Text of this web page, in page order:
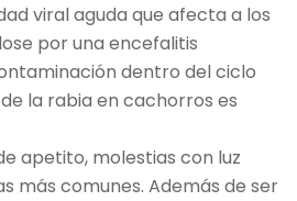
viral aguda que afecta a los
por una encefalitis
dentro del ciclo
la rabia en cachorros es
apetito, molestias con luz
más comunes. Además de ser